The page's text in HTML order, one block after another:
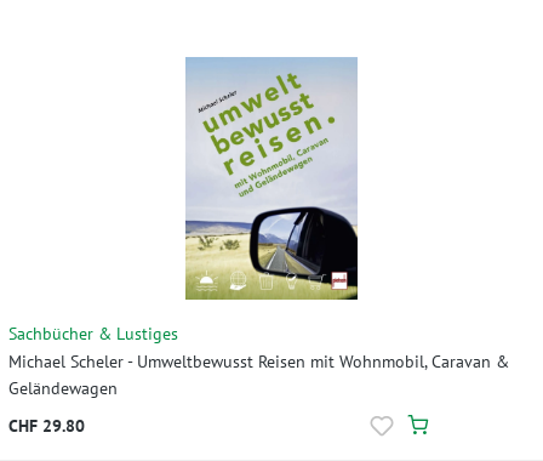
Sachbücher & Lustiges
Michael Scheler - Umweltbewusst Reisen mit Wohnmobil, Caravan &
Geländewagen
CHF 29.80